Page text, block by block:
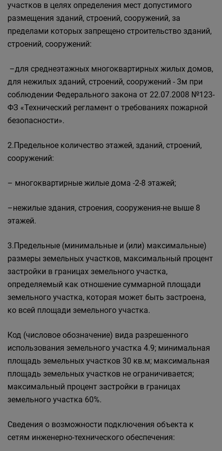
участков в целях определения мест допустимого
размещения зданий, строений, сооружений, за
пределами которых запрещено строительство зданий,
строений, сооружений:
–для среднеэтажных многоквартирных жилых домов,
для нежилых зданий, строений, сооружений - 3м при
соблюдении Федерального закона от 22.07.2008 №123-
ФЗ «Технический регламент о требованиях пожарной
безопасности».
2.Предельное количество этажей, зданий, строений,
сооружений:
– многоквартирные жилые дома -2-8 этажей;
–нежилые здания, строения, сооружения-не выше 8
этажей.
3.Предельные (минимальные и (или) максимальные)
размеры земельных участков, максимальный процент
застройки в границах земельного участка,
определяемый как отношение суммарной площади
земельного участка, которая может быть застроена,
ко всей площади земельного участка.
Код (числовое обозначение) вида разрешенного
использования земельного участка 4.9; минимальная
площадь земельных участков 30 кв.м; максимальная
площадь земельных участков не ограничивается;
максимальный процент застройки в границах
земельного участка 60%.
Сведения о возможности подключения объекта к
сетям инженерно-технического обеспечения: